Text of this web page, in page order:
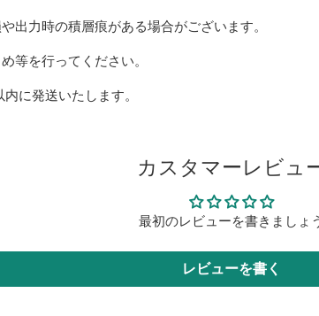
出力時の積層痕がある場合がございます。
等を行ってください。
に発送いたします。
カスタマーレビュ
最初のレビューを書きましょ
レビューを書く